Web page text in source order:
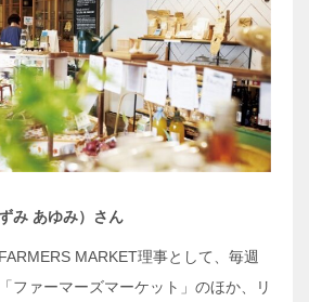
み あゆみ）さん
MARKET理事として、毎週
ファーマーズマーケット」のほか、リ